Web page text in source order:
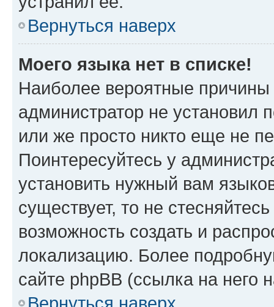
Вернуться наверх
Моего языка нет в списке!
Наиболее вероятные причины
администратор не установил
или же просто никто еще не
Поинтересуйтесь у
установить нужный вам
существует, то не
возможность создать и
локализацию. Более
сайте phpBB (ссылка на него
Вернуться наверх